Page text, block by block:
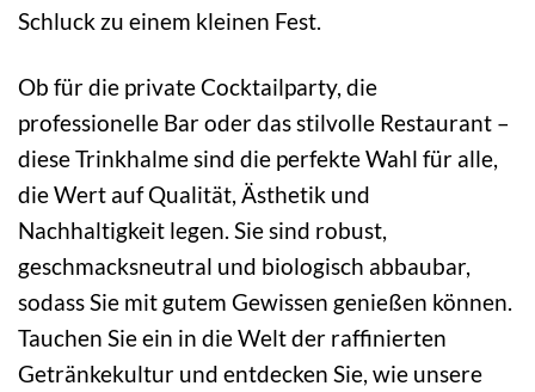
Schluck zu einem kleinen Fest.
Ob für die private Cocktailparty, die
professionelle Bar oder das stilvolle Restaurant –
diese Trinkhalme sind die perfekte Wahl für alle,
die Wert auf Qualität, Ästhetik und
Nachhaltigkeit legen. Sie sind robust,
geschmacksneutral und biologisch abbaubar,
sodass Sie mit gutem Gewissen genießen können.
Tauchen Sie ein in die Welt der raffinierten
Getränkekultur und entdecken Sie, wie unsere